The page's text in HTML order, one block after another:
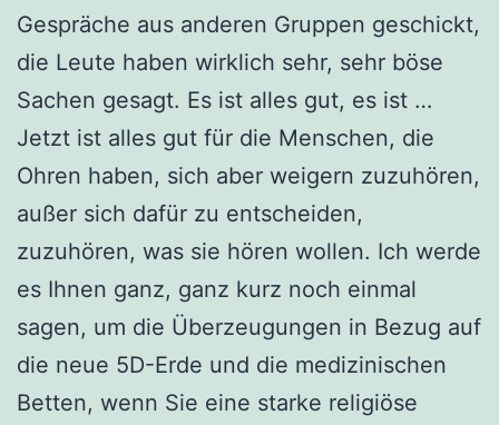
Gespräche aus anderen Gruppen geschickt,
die Leute haben wirklich sehr, sehr böse
Sachen gesagt. Es ist alles gut, es ist …
Jetzt ist alles gut für die Menschen, die
Ohren haben, sich aber weigern zuzuhören,
außer sich dafür zu entscheiden,
zuzuhören, was sie hören wollen. Ich werde
es Ihnen ganz, ganz kurz noch einmal
sagen, um die Überzeugungen in Bezug auf
die neue 5D-Erde und die medizinischen
Betten, wenn Sie eine starke religiöse